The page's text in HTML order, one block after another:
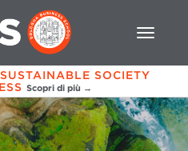
SOCIETY
Scopri di più →